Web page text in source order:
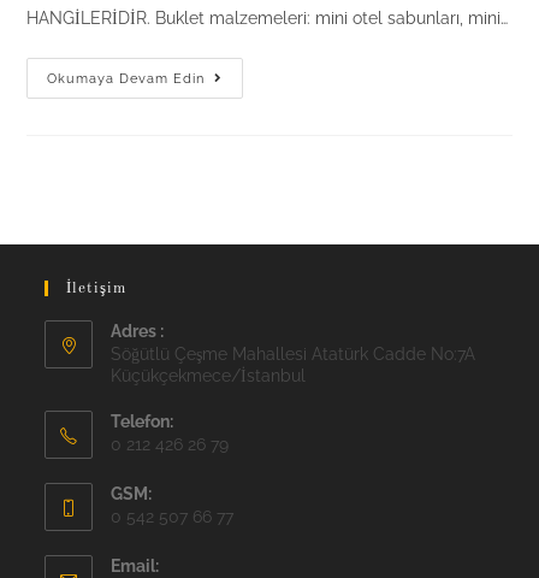
HANGİLERİDİR. Buklet malzemeleri: mini otel sabunları, mini…
Okumaya Devam Edin
BUKLETCİ
KİMDİR?
İletişim
Adres :
Söğütlü Çeşme Mahallesi Atatürk Cadde No:7A
Küçükçekmece/İstanbul
Telefon:
0 212 426 26 79
GSM:
0 542 507 66 77
Email: